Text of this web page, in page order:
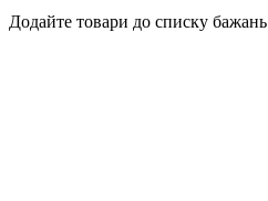
Додайте товари до списку бажань